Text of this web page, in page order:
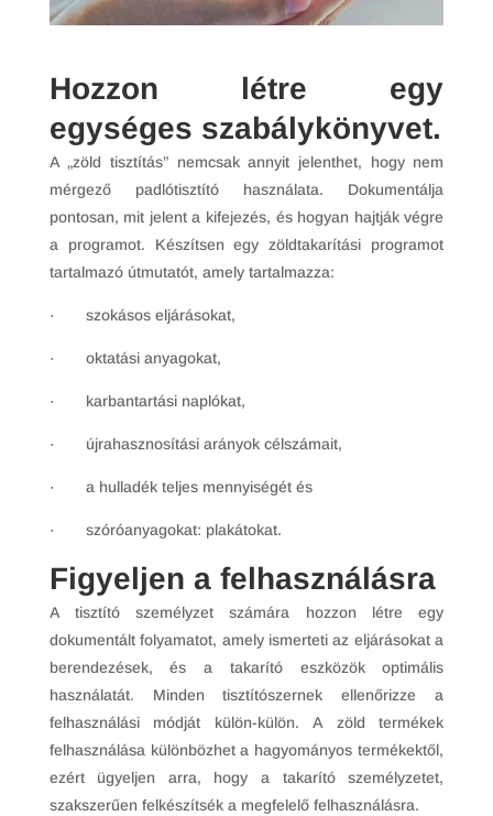
Hozzon létre egy
egységes szabálykönyvet.
A „zöld tisztítás” nemcsak annyit jelenthet, hogy nem
mérgező padlótisztító használata. Dokumentálja
pontosan, mit jelent a kifejezés, és hogyan hajtják végre
a programot. Készítsen egy zöldtakarítási programot
tartalmazó útmutatót, amely tartalmazza:
· szokásos eljárásokat,
· oktatási anyagokat,
· karbantartási naplókat,
· újrahasznosítási arányok célszámait,
· a hulladék teljes mennyiségét és
· szóróanyagokat: plakátokat.
Figyeljen a felhasználásra
A tisztító személyzet számára hozzon létre egy
dokumentált folyamatot, amely ismerteti az eljárásokat a
berendezések, és a takarító eszközök optimális
használatát. Minden tisztítószernek ellenőrizze a
felhasználási módját külön-külön. A zöld termékek
felhasználása különbözhet a hagyományos termékektől,
ezért ügyeljen arra, hogy a takarító személyzetet,
szakszerűen felkészítsék a megfelelő felhasználásra.